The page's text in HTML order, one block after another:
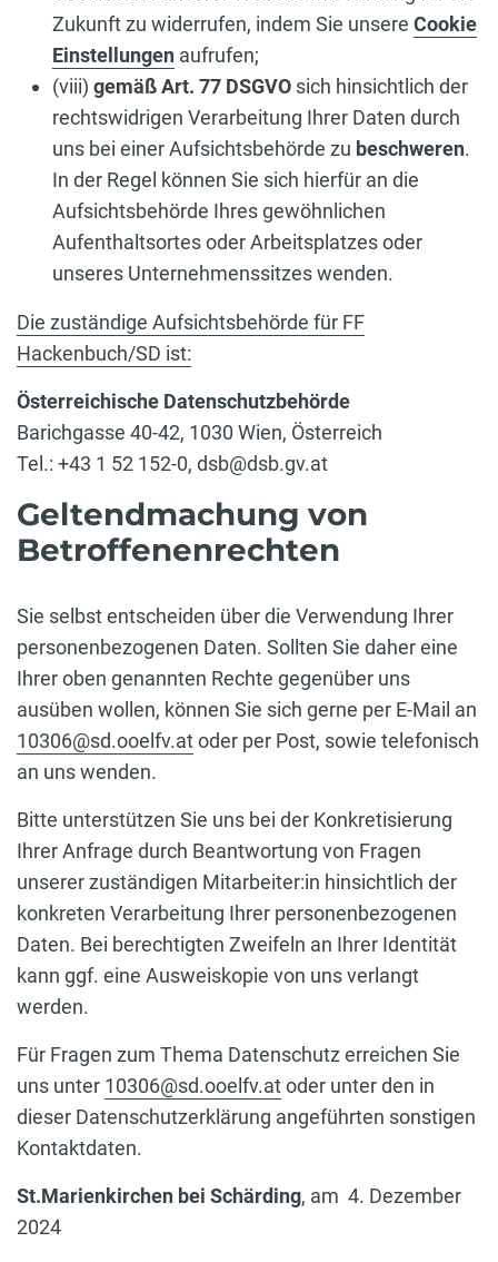
Zukunft zu widerrufen, indem Sie unsere Cookie
Einstellungen aufrufen;
(viii) gemäß Art. 77 DSGVO sich hinsichtlich der
rechtswidrigen Verarbeitung Ihrer Daten durch
uns bei einer Aufsichtsbehörde zu beschweren.
In der Regel können Sie sich hierfür an die
Aufsichtsbehörde Ihres gewöhnlichen
Aufenthaltsortes oder Arbeitsplatzes oder
unseres Unternehmenssitzes wenden.
Die zuständige Aufsichtsbehörde für FF
Hackenbuch/SD ist:
Österreichische Datenschutzbehörde
Barichgasse 40-42, 1030 Wien, Österreich
Tel.: +43 1 52 152-0, dsb@dsb.gv.at
Geltendmachung von
Betroffenenrechten
Sie selbst entscheiden über die Verwendung Ihrer
personenbezogenen Daten. Sollten Sie daher eine
Ihrer oben genannten Rechte gegenüber uns
ausüben wollen, können Sie sich gerne per E-Mail an
10306@sd.ooelfv.atoder per Post, sowie telefonisch
an uns wenden.
Bitte unterstützen Sie uns bei der Konkretisierung
Ihrer Anfrage durch Beantwortung von Fragen
unserer zuständigen Mitarbeiter:in hinsichtlich der
konkreten Verarbeitung Ihrer personenbezogenen
Daten. Bei berechtigten Zweifeln an Ihrer Identität
kann ggf. eine Ausweiskopie von uns verlangt
werden.
Für Fragen zum Thema Datenschutz erreichen Sie
uns unter 10306@sd.ooelfv.atoder unter den in
dieser Datenschutzerklärung angeführten sonstigen
Kontaktdaten.
St.Marienkirchen bei Schärding, am 4. Dezember
2024